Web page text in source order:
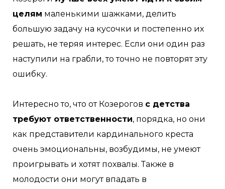
целям маленькими шажками, делить
большую задачу на кусочки и постепенно их
решать, не теряя интерес. Если они один раз
наступили на грабли, то точно не повторят эту
ошибку.
Интересно то, что от Козерогов с детства
требуют ответственности, порядка, но они
как представители кардинального креста
очень эмоциональны, возбудимы, не умеют
проигрывать и хотят похвалы. Также в
молодости они могут впадать в